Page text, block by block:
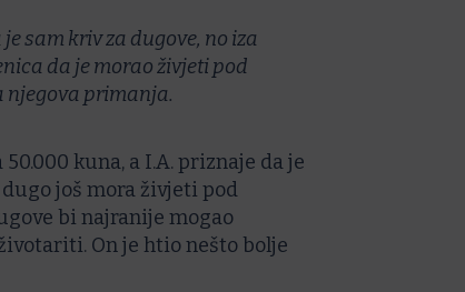
sam kriv za dugove, no iza
da je morao živjeti pod
njegova primanja.
kuna, a I.A. priznaje da je
još mora živjeti pod
bi najranije mogao
On je htio nešto bolje